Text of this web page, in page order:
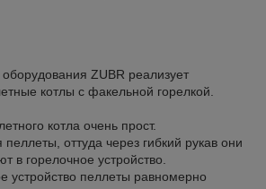
ZUBR реализует
котлы с факельной горелкой.
котла очень прост.
оттуда через гибкий рукав они
в горелочное устройство.
устройство пеллеты равномерно